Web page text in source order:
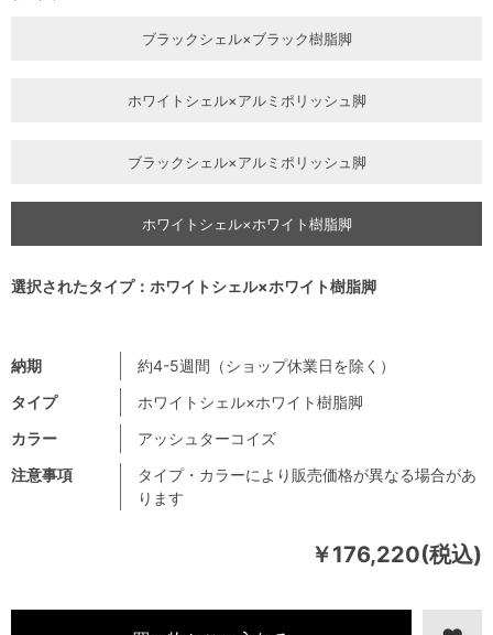
￥176,220(税込)
注意事項
タイプ・カラーにより販売価格が異なる場合があ
ります
納期
約4-5週間（ショップ休業日を除く）
タイプ
ホワイトシェル×ホワイト樹脂脚
カラー
アッシュターコイズ
ブラックシェル×ブラック樹脂脚
ホワイトシェル×アルミポリッシュ脚
ブラックシェル×アルミポリッシュ脚
ホワイトシェル×ホワイト樹脂脚
選択されたタイプ：ホワイトシェル×ホワイト樹脂脚